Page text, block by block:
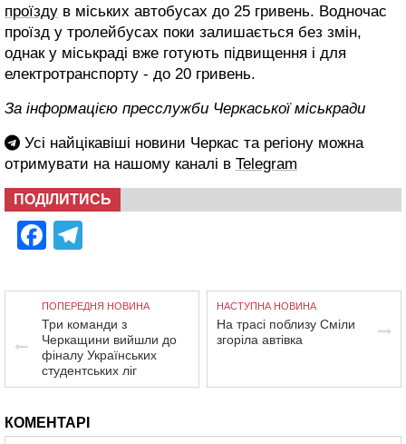
проїзду в міських автобусах до 25 гривень. Водночас
проїзд у тролейбусах поки залишається без змін,
однак у міськраді вже готують підвищення і для
електротранспорту - до 20 гривень.
За інформацією пресслужби Черкаської міськради
Усі найцікавіші новини Черкас та регіону можна
отримувати на нашому каналі в Telegram
ПОДІЛИТИСЬ
Facebook
ПОПЕРЕДНЯ НОВИНА
Три команди з
Черкащини вийшли до
фіналу Українських
студентських ліг
НАСТУПНА НОВИНА
На трасі поблизу Сміли
згоріла автівка
КОМЕНТАРІ